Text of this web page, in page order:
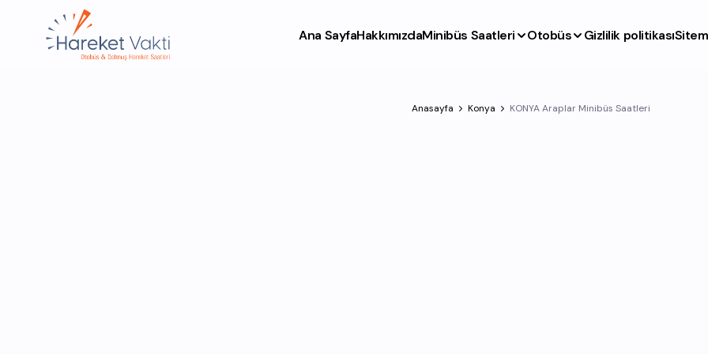
Ana SayfaHakkımızdaMinibüs Saatleri Otobüs Gizlilik politikası
Anasayfa Konya KONYA Araplar Minibüs Saatleri